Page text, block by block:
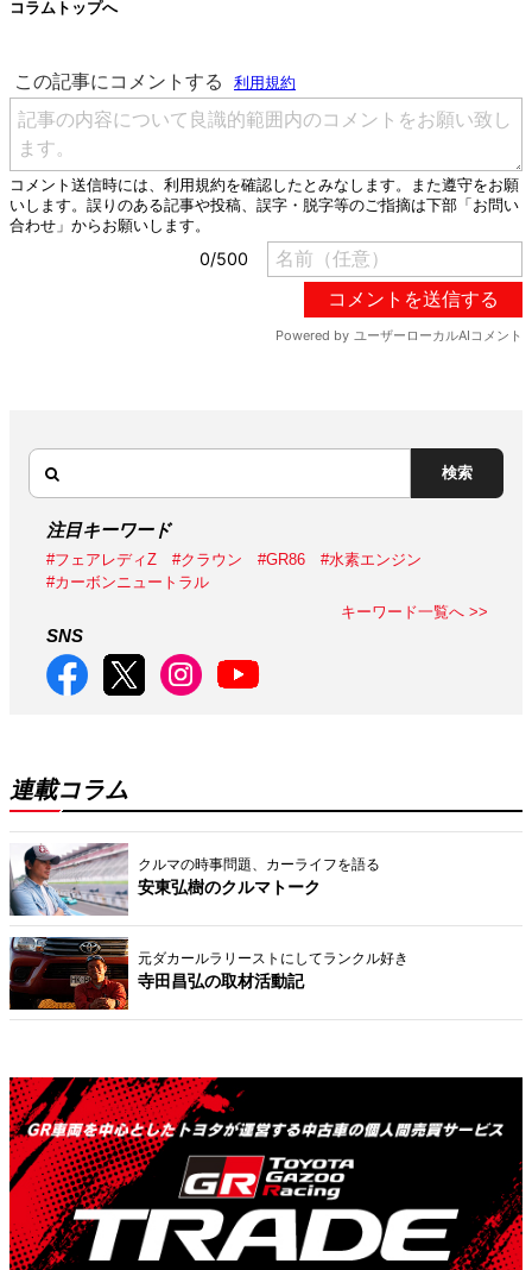
コラムトップへ
検索
注目キーワード
#フェアレディZ #クラウン #GR86
#水素エンジン
#カーボンニュートラル
キーワード一覧へ >>
SNS
連載コラム
クルマの時事問題、カーライフを語る
安東弘樹のクルマトーク
元ダカールラリーストにしてランクル好き
寺田昌弘の取材活動記